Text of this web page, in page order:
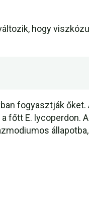
hogy
fogyasztják őket.
főtt E. lycoperdon.